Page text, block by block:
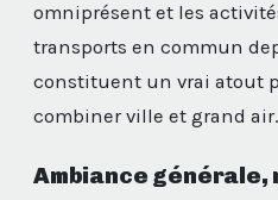
omniprésent et les
transports en commun
constituent un vrai atout
combiner ville et grand air.
Ambiance générale,